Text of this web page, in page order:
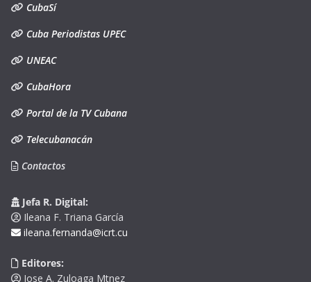
CubaSí
Cuba Periodistas UPEC
UNEAC
CubaHora
Portal de la TV Cubana
Telecubanacán
Contactos
Jefa R. Digital:
Ileana F. Triana García
ileana.fernanda@icrt.cu
Editores:
Jose A. Zuloaga Mtnez